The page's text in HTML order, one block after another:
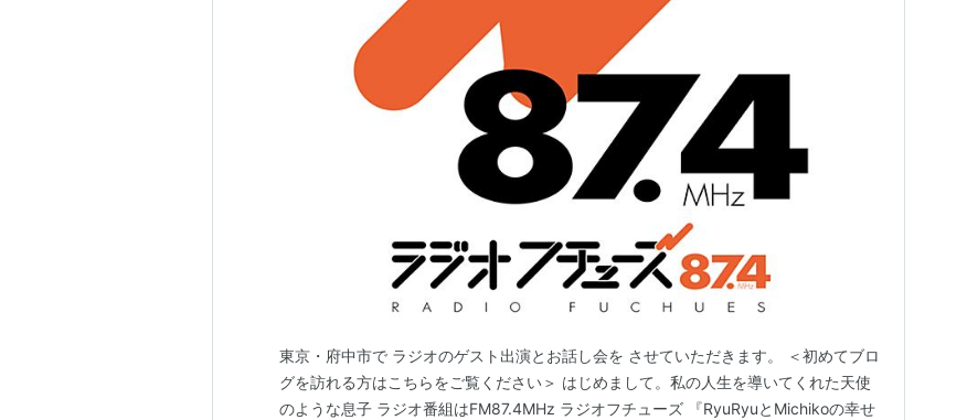
東京・府中市で ラジオのゲスト出演とお話し会を させていただきます。 ＜初めてブロ
グを訪れる方はこちらをご覧ください＞ はじめまして。私の人生を導いてくれた天使
のような息子 ラジオ番組はFM87.4MHz ラジオフチューズ 『RyuRyuとMichikoの幸せ